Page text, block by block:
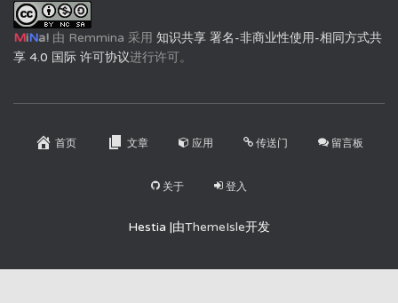
MiNa! 由 Remmina 采用 知识共享 署名-非商业性使用-相同方式共
享 4.0 国际 许可协议进行许可。
首页 文章 应用 传送门 留言板
关于 登入
Hestia |由ThemeIsle开发